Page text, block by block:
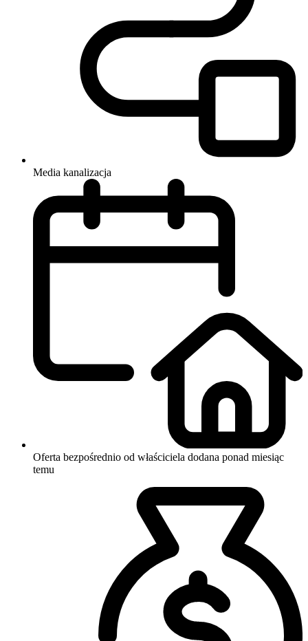
Media kanalizacja
Oferta bezpośrednio od właściciela dodana ponad miesiąc
temu